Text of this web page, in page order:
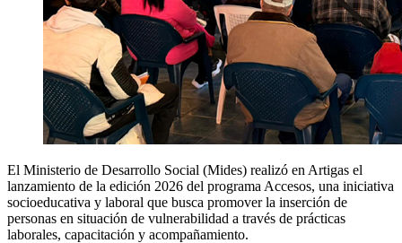
El Ministerio de Desarrollo Social (Mides) realizó en Artigas el
lanzamiento de la edición 2026 del programa Accesos, una iniciativa
socioeducativa y laboral que busca promover la inserción de
personas en situación de vulnerabilidad a través de prácticas
laborales, capacitación y acompañamiento.